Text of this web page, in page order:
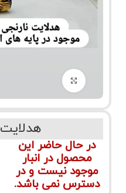
هدلایت L40 لنزو
در حال حاضر این
محصول در انبار
موجود نیست و در
دسترس نمی باشد.